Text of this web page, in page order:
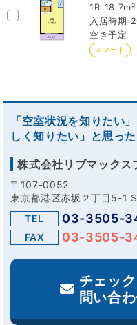
1R 18.7m²
空き予定
スマート
「空室状況を知りたい
しく知りたい」と思っ
株式会社リブマック
〒107-0052
東京都港区赤坂２丁目5-1
TEL
03-3505-
FAX 03-3505-
チェッ
問い合